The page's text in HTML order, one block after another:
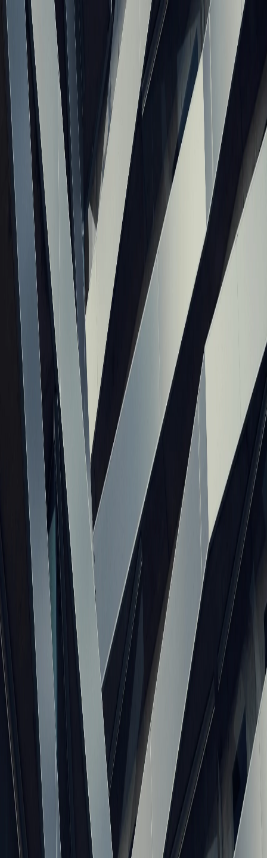
Yestate AI
Стать PRO
Ассоциация Застройщиков Казахстана
Сообщества и Ассоциации
Подписаться
Отраслевое объединение, представляющее интересы
строительных компаний на национальном уровне.
Казахстан